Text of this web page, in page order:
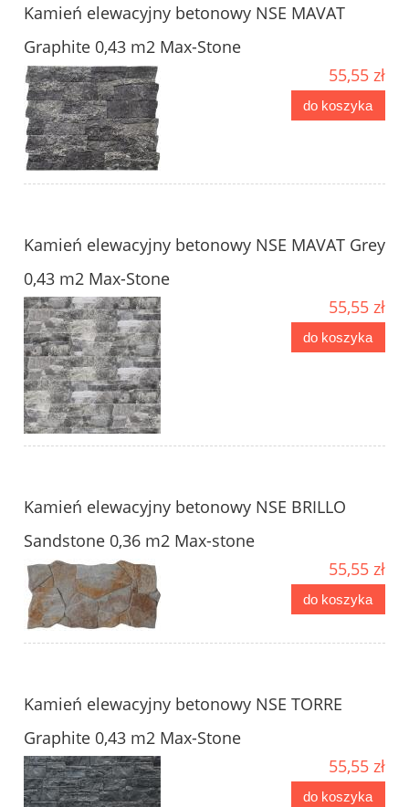
Kamień elewacyjny betonowy NSE MAVAT
Graphite 0,43 m2 Max-Stone
55,55 zł
do koszyka
Kamień elewacyjny betonowy NSE MAVAT Grey
0,43 m2 Max-Stone
55,55 zł
do koszyka
Kamień elewacyjny betonowy NSE BRILLO
Sandstone 0,36 m2 Max-stone
55,55 zł
do koszyka
Kamień elewacyjny betonowy NSE TORRE
Graphite 0,43 m2 Max-Stone
55,55 zł
do koszyka